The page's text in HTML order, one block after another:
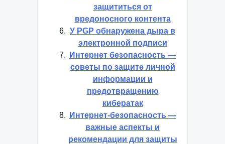
защититься от
вредоносного контента
У PGP обнаружена дыра в
электронной подписи
Интернет безопасность —
советы по защите личной
информации и
предотвращению
кибератак
Интернет-безопасность —
важные аспекты и
рекомендации для защиты